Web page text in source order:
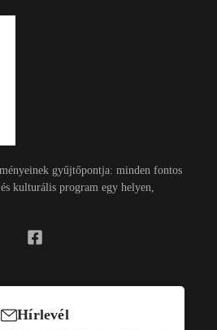
gyűjtőpontja: minden fontos
kulturális program egy helyen,
Hírlevél